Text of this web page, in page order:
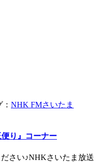
： NHK FMさいたま
便り』コーナー
さい♪NHKさいたま放送